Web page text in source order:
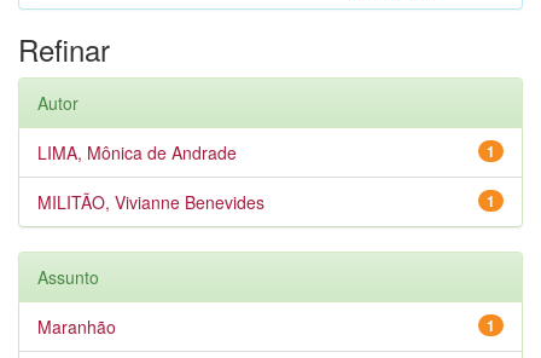
Refinar
Autor
1
LIMA, Mônica de Andrade
1
MILITÃO, Vivianne Benevides
Assunto
1
Maranhão